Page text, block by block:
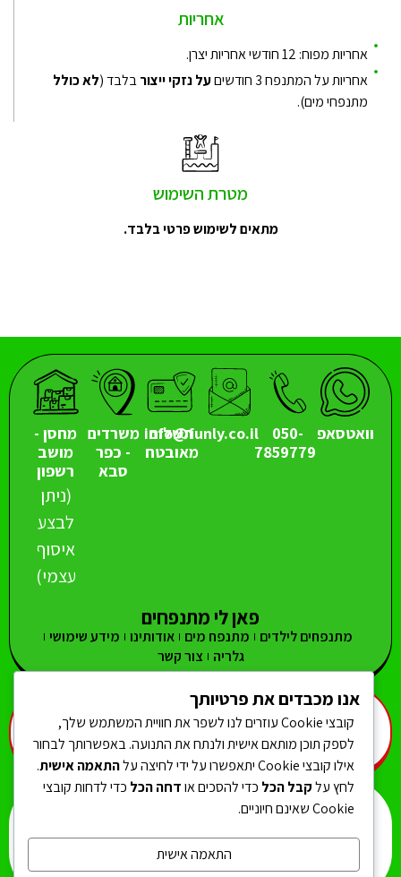
אחריות
אחריות מפוח: 12 חודשי אחריות יצרן.
אחריות על המתנפח 3 חודשים
על נזקי ייצורבלבד (לא כולל
מתנפחי מים).
מטרת השימוש
מתאים לשימוש פרטי בלבד.
וואטסאפ
050-
7859779
info@funly.co.il
תשלום
מאובטח
משרדים
- כפר
סבא
מחסן -
מושב
רשפון
(ניתן
לבצע
איסוף
עצמי)
מתנפחים לילדים מתנפח מים אודותינו מידע שימושי
גלריה
צור קשר
פאן לי מתנפחים
מתנפח מים מגלשות מים מגלשה גבוהה
מתנפחים קטנים
מתנפחים צרים מתנפח אתגרון
מתנפחים לנסיכות
מתנפחים חדשים לילדים
המוצרים באתר הם לשימוש פרטי * התמונות באתר להמחשה בלבד *
הצהרת נגישות ביטול עסקה
מדיניות משלוחים
אנו מכבדים את פרטיותך
קובצי Cookie עוזרים לנו לשפר את חוויית המשתמש שלך,
לספק תוכן מותאם אישית ולנתח את התנועה. באפשרותך לבחור
אילו קובצי Cookie יתאפשרו על ידי לחיצה על
התאמה אישית.
לחץ עלקבל הכל כדי להסכים אודחה הכל כדי לדחות קובצי
Cookie שאינם חיוניים.
התאמה אישית